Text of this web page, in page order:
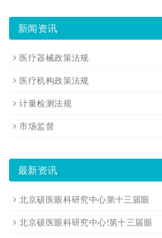
新闻资讯
医疗器械政策法规
医疗机构政策法规
计量检测法规
市场监督
最新资讯
北京硕医眼科研究中心第十三届眼
北京硕医眼科研究中心!第十三届眼